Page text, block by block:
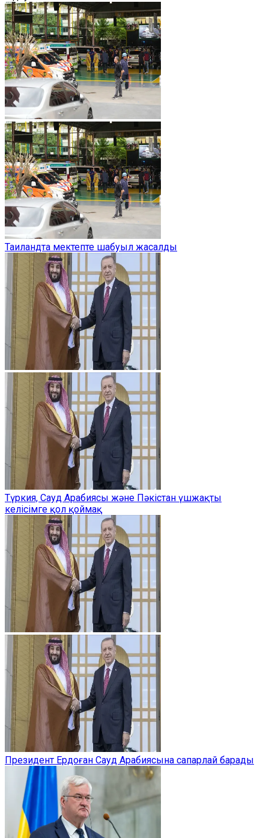
Таиландта мектепте шабуыл жасалды
Түркия, Сауд Арабиясы және Пәкістан үшжақты
келісімге қол қоймақ
Президент Ердоған Сауд Арабиясына сапарлай барады